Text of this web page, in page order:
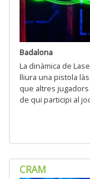
Badalona
La dinàmica de
lliura una pistola
que altres
de qui participi al
CRAM